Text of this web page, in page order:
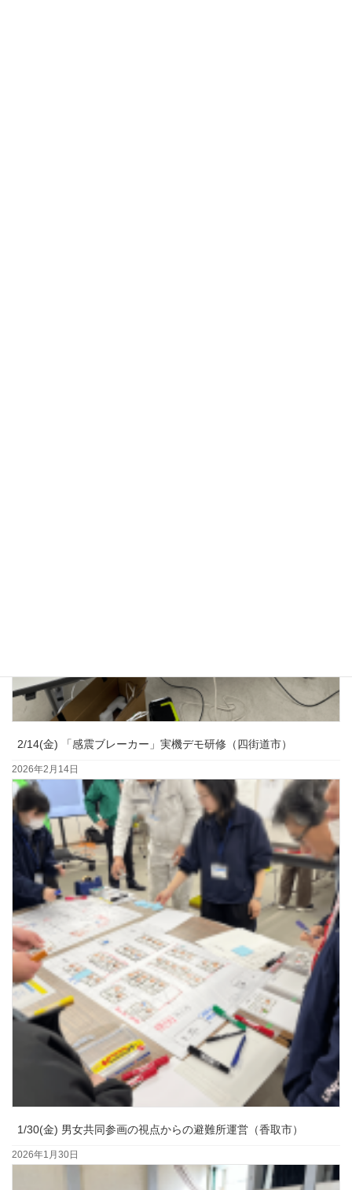
2/14(金) 「感震ブレーカー」実機デモ研修（四街道市）
2026年2月14日
1/30(金) 男女共同参画の視点からの避難所運営（香取市）
2026年1月30日